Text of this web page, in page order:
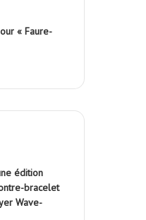
« Faure-
édition
bracelet
Wave-